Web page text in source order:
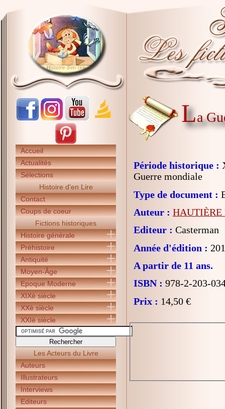
Accueil
Actualités
Sélections
Histoire d'en Lire
Contact
Coups de coeur
Fictions historiques
Histoire générale
Préhistoire
Antiquité
Moyen-Âge
Epoque Moderne
XIXè siècle
XXè siècle
XXIè siècle
Les Acteurs du Livre
Auteurs
Illustrateurs
Interviews
Editeurs
La
Période historique :
Guerre mondiale
Type de document :
Auteur : HAUTIÈRE
Editeur : Casterman
Année d'édition :
A partir de 11 ans.
ISBN : 978-2-203-
Prix : 14,50 €